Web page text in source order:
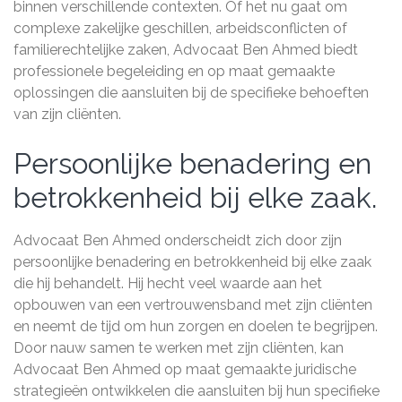
binnen verschillende contexten. Of het nu gaat om
complexe zakelijke geschillen, arbeidsconflicten of
familierechtelijke zaken, Advocaat Ben Ahmed biedt
professionele begeleiding en op maat gemaakte
oplossingen die aansluiten bij de specifieke behoeften
van zijn cliënten.
Persoonlijke benadering en
betrokkenheid bij elke zaak.
Advocaat Ben Ahmed onderscheidt zich door zijn
persoonlijke benadering en betrokkenheid bij elke zaak
die hij behandelt. Hij hecht veel waarde aan het
opbouwen van een vertrouwensband met zijn cliënten
en neemt de tijd om hun zorgen en doelen te begrijpen.
Door nauw samen te werken met zijn cliënten, kan
Advocaat Ben Ahmed op maat gemaakte juridische
strategieën ontwikkelen die aansluiten bij hun specifieke